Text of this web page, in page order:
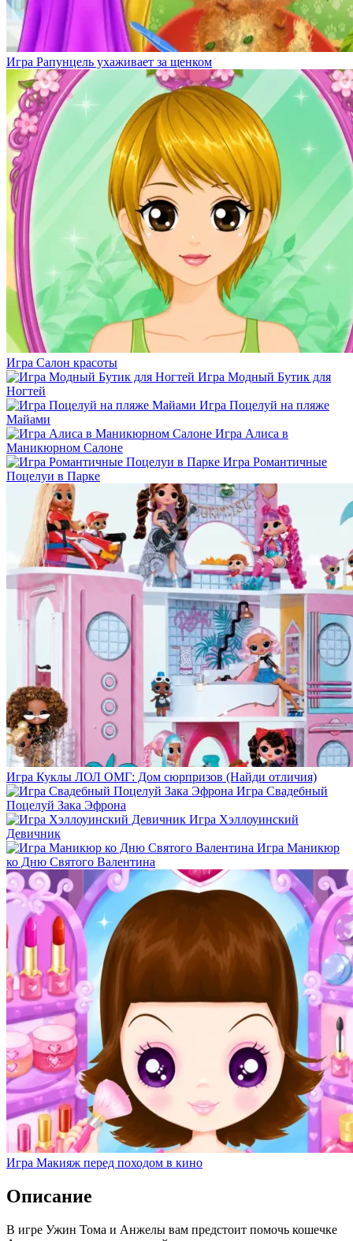
Игра Рапунцель ухаживает за щенком
Игра Салон красоты
Игра Модный Бутик для
Ногтей
Игра Поцелуй на пляже
Майами
Игра Алиса в
Маникюрном Салоне
Игра Романтичные
Поцелуи в Парке
Игра Куклы ЛОЛ ОМГ: Дом сюрпризов (Найди отличия)
Игра Свадебный
Поцелуй Зака Эфрона
Игра Хэллоуинский
Девичник
Игра Маникюр
ко Дню Святого Валентина
Игра Макияж перед походом в кино
Описание
В игре Ужин Тома и Анжелы вам предстоит помочь кошечке